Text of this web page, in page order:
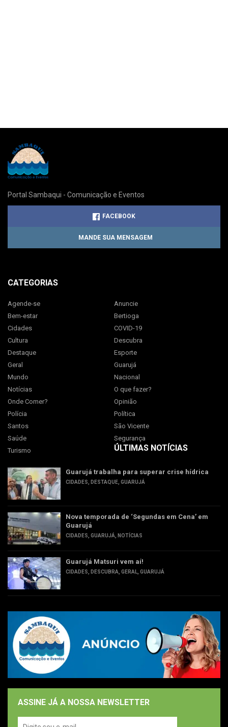
Portal Sambaqui - Comunicação e Eventos
FACEBOOK
MANDE SUA MENSAGEM
CATEGORIAS
Agende-se
Anuncie
Bem-estar
Bertioga
Cidades
COVID-19
Cultura
Descubra
Destaque
Esporte
Geral
Guarujá
Mundo
Nacional
Notícias
O que fazer?
Onde Comer?
Opinião
Polícia
Política
Santos
São Vicente
Saúde
Segurança
Turismo
ÚLTIMAS NOTÍCIAS
Guarujá trabalha para superar crise hídrica
CIDADES DESTAQUE GUARUJÁ
Nova temporada de ‘Segundas em Cena’ em
Guarujá
CIDADES GUARUJÁ NOTÍCIAS
Guarujá Matsuri vem aí!
CIDADES DESCUBRA GERAL GUARUJÁ
ASSINE JÁ A NOSSA NEWSLETTER